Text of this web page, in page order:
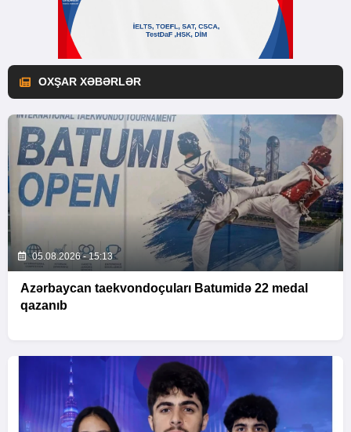
OXŞAR XƏBƏRLƏR
05.08.2026 - 15:13
Azərbaycan taekvondoçuları Batumidə 22 medal
qazanıb